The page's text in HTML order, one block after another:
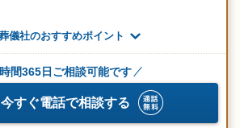
儀社のおすすめポイント
間365日ご相談可能です
今すぐ電話で相談する